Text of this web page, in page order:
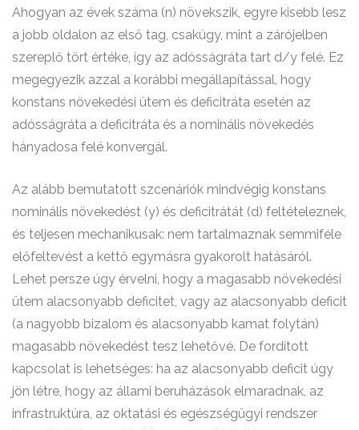
Ahogyan az évek száma (n) növekszik, egyre kisebb lesz
a jobb oldalon az első tag, csakúgy, mint a zárójelben
szereplő tört értéke, így az adósságráta tart d/y felé. Ez
megegyezik azzal a korábbi megállapítással, hogy
konstans növekedési ütem és deficitráta esetén az
adósságráta a deficitráta és a nominális növekedés
hányadosa felé konvergál.
Az alább bemutatott szcenáriók mindvégig konstans
nominális növekedést (y) és deficitrátát (d) feltételeznek,
és teljesen mechanikusak: nem tartalmaznak semmiféle
előfeltevést a kettő egymásra gyakorolt hatásáról.
Lehet persze úgy érvelni, hogy a magasabb növekedési
ütem alacsonyabb deficitet, vagy az alacsonyabb deficit
(a nagyobb bizalom és alacsonyabb kamat folytán)
magasabb növekedést tesz lehetővé. De fordított
kapcsolat is lehetséges: ha az alacsonyabb deficit úgy
jön létre, hogy az állami beruházások elmaradnak, az
infrastruktúra, az oktatási és egészségügyi rendszer